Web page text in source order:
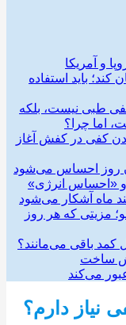
باید استفاده
نیست، بلکه
چرا؟
کفی در کفش آغاز
که هر روز